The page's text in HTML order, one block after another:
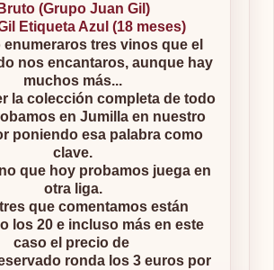
Bruto (Grupo Juan Gil)
Etiqueta Azul (18 meses)
enumeraros tres vinos que el
nos encantaros, aunque hay
muchos más...
la colección completa de todo
en Jumilla en nuestro
poniendo esa palabra como
clave.
que hoy probamos juega en
otra liga.
que comentamos están
los 20 e incluso más en este
caso el precio de
ronda los 3 euros por